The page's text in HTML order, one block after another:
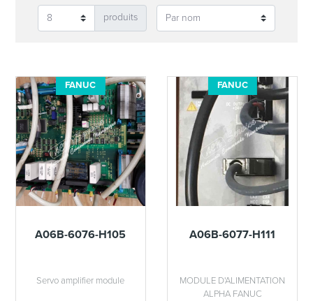
produits
FANUC
A06B-6076-H105
Servo amplifier module
FANUC
A06B-6077-H111
MODULE D'ALIMENTATION
ALPHA FANUC